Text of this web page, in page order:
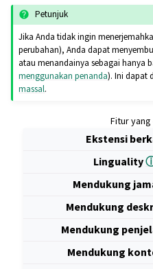
Petunjuk
Jika Anda tidak ingin
perubahan), Anda dapat
atau menandainya sebagai hanya
menggunakan penanda). Ini dapat
massal.
Fitur
Ekstensi
Linguality
Mendukung
Mendukung
Mendukung
Mendukung